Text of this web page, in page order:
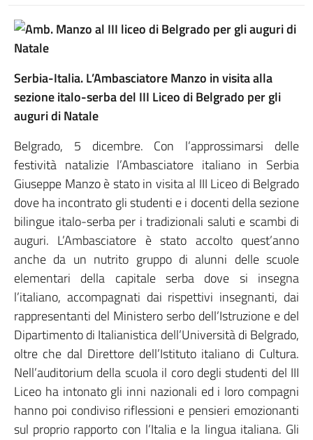
Serbia-Italia. L’Ambasciatore Manzo in visita alla
sezione italo-serba del III Liceo di Belgrado per gli
auguri di Natale
Belgrado, 5 dicembre. Con l’approssimarsi delle
festività natalizie l’Ambasciatore italiano in Serbia
Giuseppe Manzo è stato in visita al III Liceo di Belgrado
dove ha incontrato gli studenti e i docenti della sezione
bilingue italo-serba per i tradizionali saluti e scambi di
auguri. L’Ambasciatore è stato accolto quest’anno
anche da un nutrito gruppo di alunni delle scuole
elementari della capitale serba dove si insegna
l’italiano, accompagnati dai rispettivi insegnanti, dai
rappresentanti del Ministero serbo dell’Istruzione e del
Dipartimento di Italianistica dell’Università di Belgrado,
oltre che dal Direttore dell’Istituto italiano di Cultura.
Nell’auditorium della scuola il coro degli studenti del III
Liceo ha intonato gli inni nazionali ed i loro compagni
hanno poi condiviso riflessioni e pensieri emozionanti
sul proprio rapporto con l’Italia e la lingua italiana. Gli